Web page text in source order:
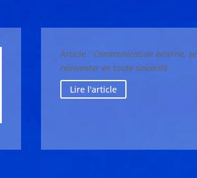
Article : Communication externe, se
réinventer en toute sincérité
Lire l'article